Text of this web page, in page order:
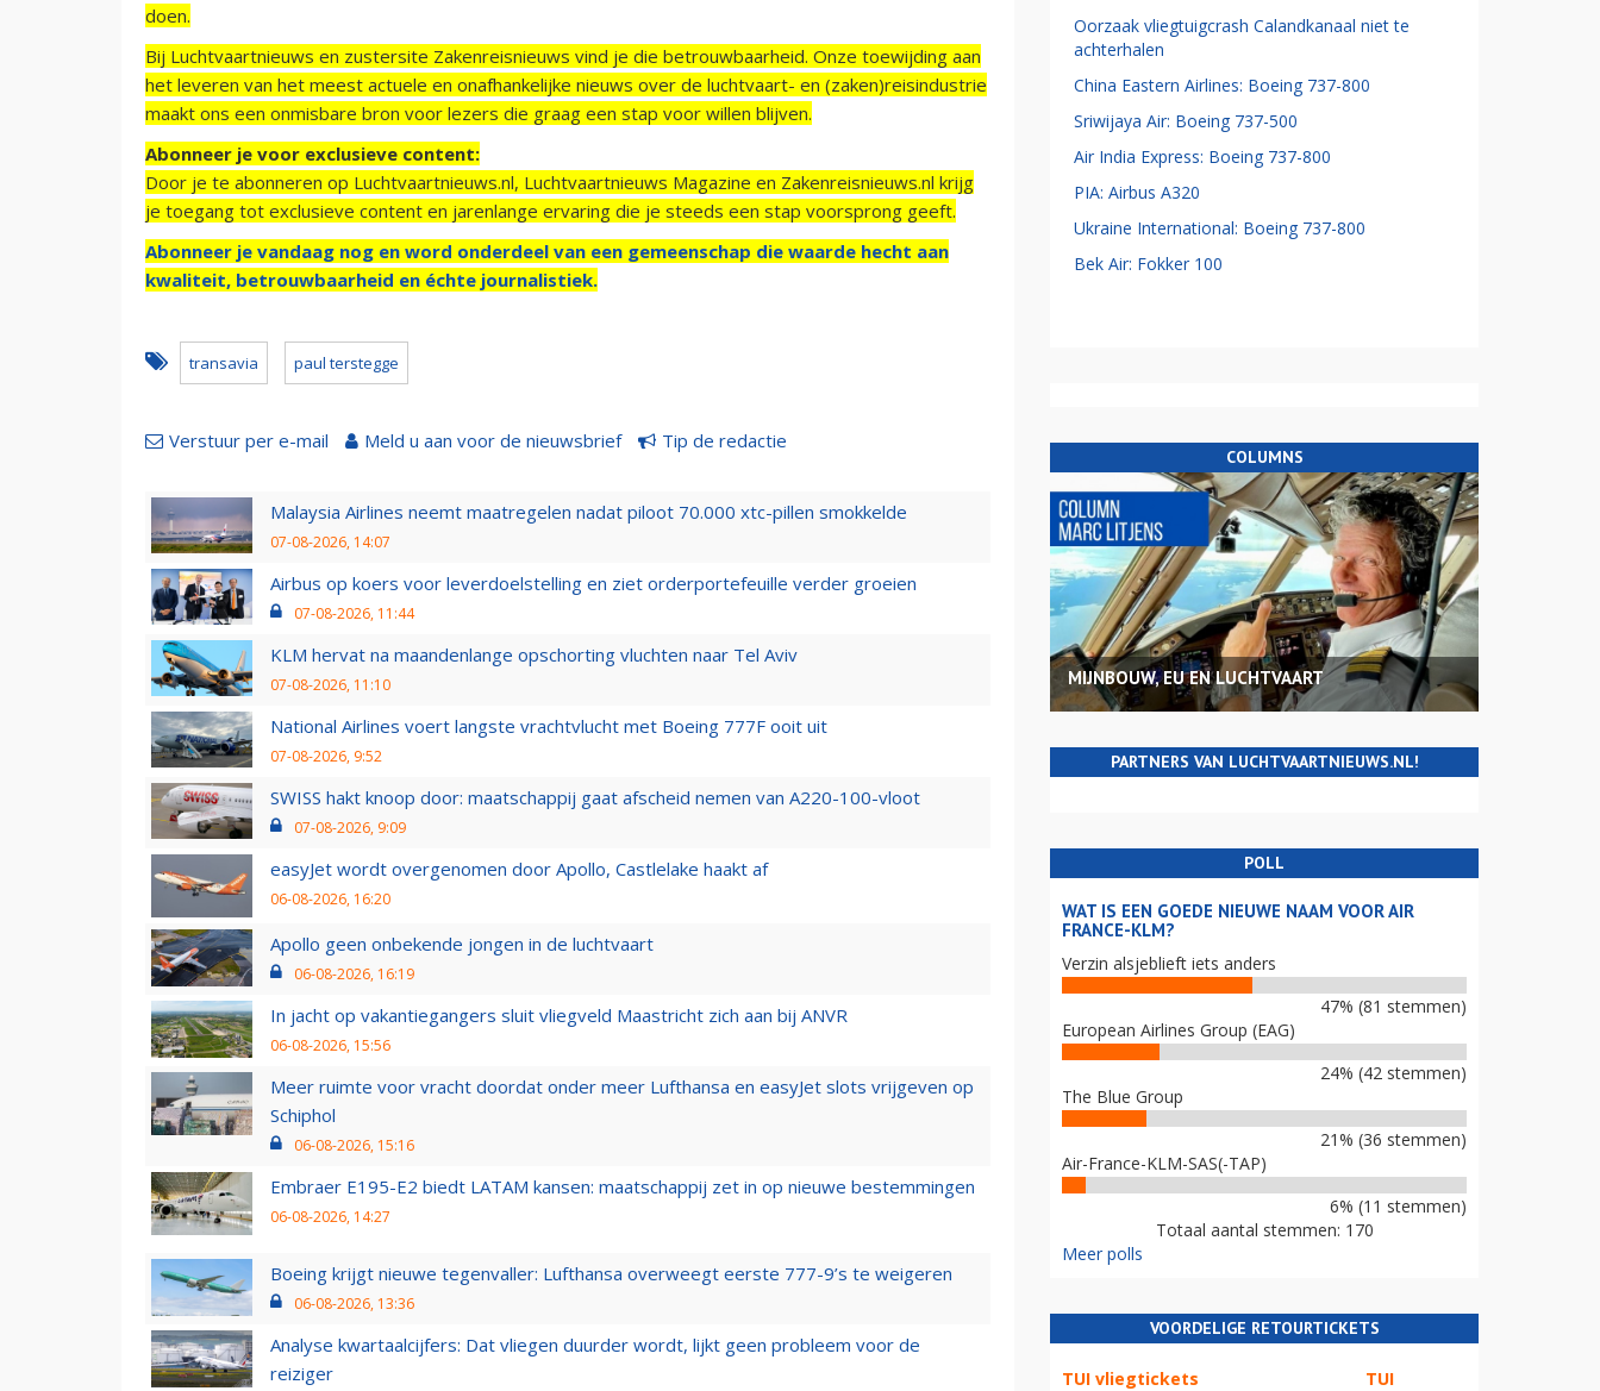
doen.
Bij Luchtvaartnieuws en zustersite Zakenreisnieuws vind je die betrouwbaarheid. Onze toewijding aan
het leveren van het meest actuele en onafhankelijke nieuws over de luchtvaart- en (zaken)reisindustrie
maakt ons een onmisbare bron voor lezers die graag een stap voor willen blijven.
Abonneer je voor exclusieve content:
Door je te abonneren op Luchtvaartnieuws.nl, Luchtvaartnieuws Magazine en Zakenreisnieuws.nl krijg
je toegang tot exclusieve content en jarenlange ervaring die je steeds een stap voorsprong geeft.
Abonneer je vandaag nog en word onderdeel van een gemeenschap die waarde hecht aan
kwaliteit, betrouwbaarheid en échte journalistiek.
transavia paul terstegge
Verstuur per e-mail Meld u aan voor de nieuwsbrief Tip de redactie
Malaysia Airlines neemt maatregelen nadat piloot 70.000 xtc-pillen smokkelde
07-08-2026, 14:07
Airbus op koers voor leverdoelstelling en ziet orderportefeuille verder groeien
07-08-2026, 11:44
KLM hervat na maandenlange opschorting vluchten naar Tel Aviv
07-08-2026, 11:10
National Airlines voert langste vrachtvlucht met Boeing 777F ooit uit
07-08-2026, 9:52
SWISS hakt knoop door: maatschappij gaat afscheid nemen van A220-100-vloot
07-08-2026, 9:09
easyJet wordt overgenomen door Apollo, Castlelake haakt af
06-08-2026, 16:20
Apollo geen onbekende jongen in de luchtvaart
06-08-2026, 16:19
In jacht op vakantiegangers sluit vliegveld Maastricht zich aan bij ANVR
06-08-2026, 15:56
Meer ruimte voor vracht doordat onder meer Lufthansa en easyJet slots vrijgeven op
Schiphol
06-08-2026, 15:16
Embraer E195-E2 biedt LATAM kansen: maatschappij zet in op nieuwe bestemmingen
06-08-2026, 14:27
Boeing krijgt nieuwe tegenvaller: Lufthansa overweegt eerste 777-9’s te weigeren
06-08-2026, 13:36
Analyse kwartaalcijfers: Dat vliegen duurder wordt, lijkt geen probleem voor de
reiziger
Oorzaak vliegtuigcrash Calandkanaal niet te
achterhalen
China Eastern Airlines: Boeing 737-800
Sriwijaya Air: Boeing 737-500
Air India Express: Boeing 737-800
PIA: Airbus A320
Ukraine International: Boeing 737-800
Bek Air: Fokker 100
COLUMNS
MIJNBOUW, EU EN LUCHTVAART
PARTNERS VAN LUCHTVAARTNIEUWS.NL!
POLL
WAT IS EEN GOEDE NIEUWE NAAM VOOR AIR
FRANCE-KLM?
Verzin alsjeblieft iets anders
47% (81 stemmen)
European Airlines Group (EAG)
24% (42 stemmen)
The Blue Group
21% (36 stemmen)
Air-France-KLM-SAS(-TAP)
6% (11 stemmen)
Totaal aantal stemmen: 170
Meer polls
VOORDELIGE RETOURTICKETS
TUI vliegtickets TUI